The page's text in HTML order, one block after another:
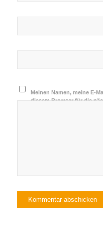
Meinen Namen, meine E-
diesem Browser für die